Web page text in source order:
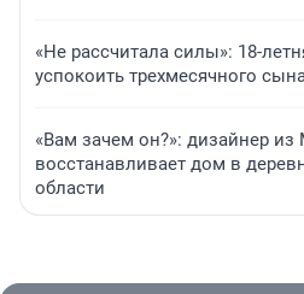
«Не рассчитала силы»: 18-
успокоить трехмесячного
«Вам зачем он?»: дизайнер
восстанавливает дом в
области